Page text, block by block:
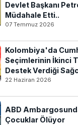
Devlet Başkanı
Müdahale Etti..
07 Temmuz 2026
Kolombiya'da
Seçimlerinin İkinci
Destek Verdiği
22 Haziran 2026
ABD
Çocuklar Ölüyor